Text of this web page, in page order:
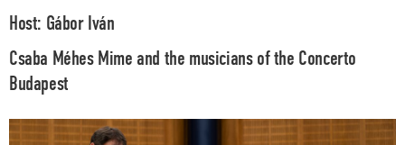
Host: Gábor Iván
Csaba Méhes Mime and the musicians of the Concerto
Budapest